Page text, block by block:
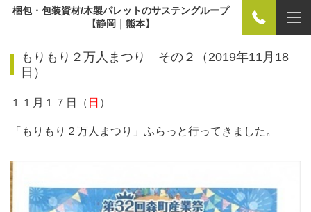
梱包・包装資材/木製パレットのサステングループ
【静岡｜熊本】
もりもり２万人まつり その２（2019年11月18
日）
１１月１７日（ 日 ）
「もりもり２万人まつり」ふらっと行ってきました。